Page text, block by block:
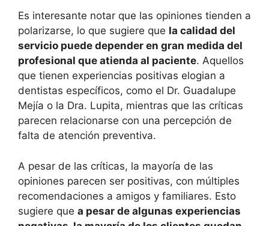
Es interesante notar que las opiniones tienden a
polarizarse, lo que sugiere que la calidad del
servicio puede depender en gran medida del
profesional que atienda al paciente. Aquellos
que tienen experiencias positivas elogian a
dentistas específicos, como el Dr. Guadalupe
Mejía o la Dra. Lupita, mientras que las críticas
parecen relacionarse con una percepción de
falta de atención preventiva.
A pesar de las críticas, la mayoría de las
opiniones parecen ser positivas, con múltiples
recomendaciones a amigos y familiares. Esto
sugiere que a pesar de algunas experiencias